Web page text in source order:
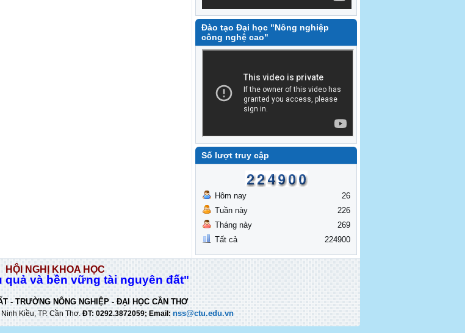
Đào tạo Đại học "Nông nghiệp
công nghệ cao"
Số lượt truy cập
Hôm nay
Tuần này
Tháng này
Tất cả
26
226
269
224900
HỘI NGHỊ KHOA HỌC
quả và bền vững tài nguyên đất"
- TRƯỜNG NÔNG NGHIỆP - ĐẠI HỌC CẦN THƠ
Kiều, TP. Cần Thơ.ĐT: 0292.3872059; Email: nss@ctu.edu.vn